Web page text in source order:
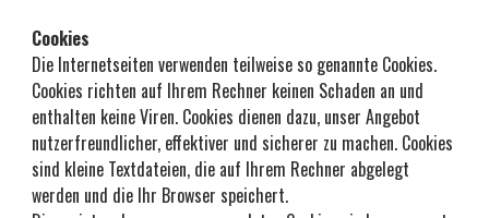
Cookies
Die Internetseiten verwenden teilweise so genannte Cookies.
Cookies richten auf Ihrem Rechner keinen Schaden an und
enthalten keine Viren. Cookies dienen dazu, unser Angebot
nutzerfreundlicher, effektiver und sicherer zu machen. Cookies
sind kleine Textdateien, die auf Ihrem Rechner abgelegt
werden und die Ihr Browser speichert.